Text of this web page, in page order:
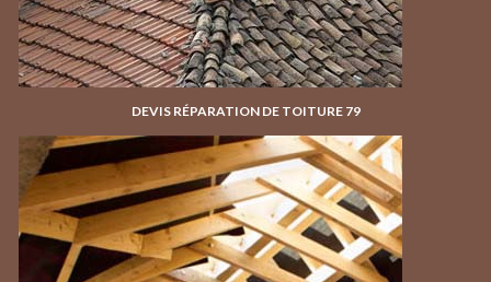
DEVIS RÉPARATION DE TOITURE 79